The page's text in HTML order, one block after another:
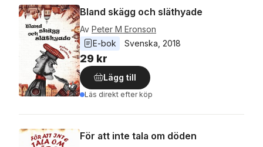
Bland skägg och släthyade
Av Peter M Eronson
E-bok
Svenska 2018
29 kr
Lägg till
Läs direkt efter köp
För att inte tala om döden